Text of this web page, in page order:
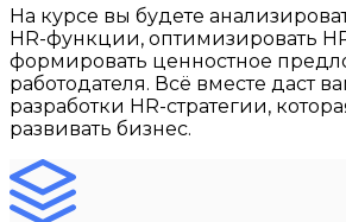
На курсе вы будете
НR-функции, оптимизировать
формировать ценностное
работодателя. Всё вместе даст
разработки НR-стратегии,
развивать бизнес.